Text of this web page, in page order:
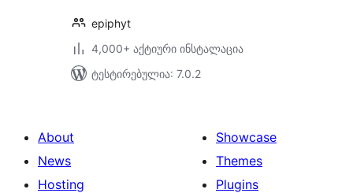
epiphyt
4,000+ აქტიური ინსტალაცია
ტესტირებულია: 7.0.2
About
News
Hosting
Showcase
Themes
Plugins